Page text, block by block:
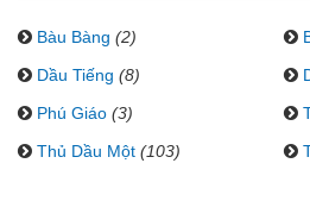
Bàu Bàng (2)
Dầu Tiếng (8)
Phú Giáo (3)
Thủ Dầu Một (103)